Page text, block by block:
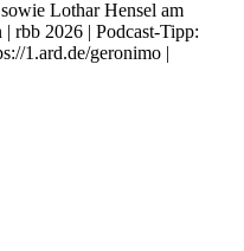
Lothar Hensel am
rbb 2026 | Podcast-Tipp:
1.ard.de/geronimo |